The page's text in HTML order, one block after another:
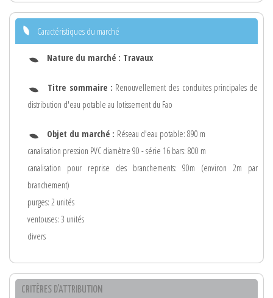
Caractéristiques du marché
Nature du marché : Travaux
Titre sommaire : Renouvellement des conduites principales de
distribution d'eau potable au lotissement du Fao
Objet du marché : Réseau d'eau potable: 890 m
canalisation pression PVC diamètre 90 - série 16 bars: 800 m
canalisation pour reprise des branchements: 90m (environ 2m par
branchement)
purges: 2 unités
ventouses: 3 unités
divers
CRITÈRES D'ATTRIBUTION